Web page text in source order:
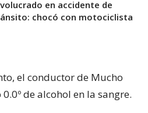
en accidente de
chocó con motociclista
el conductor de Mucho
de alcohol en la sangre.